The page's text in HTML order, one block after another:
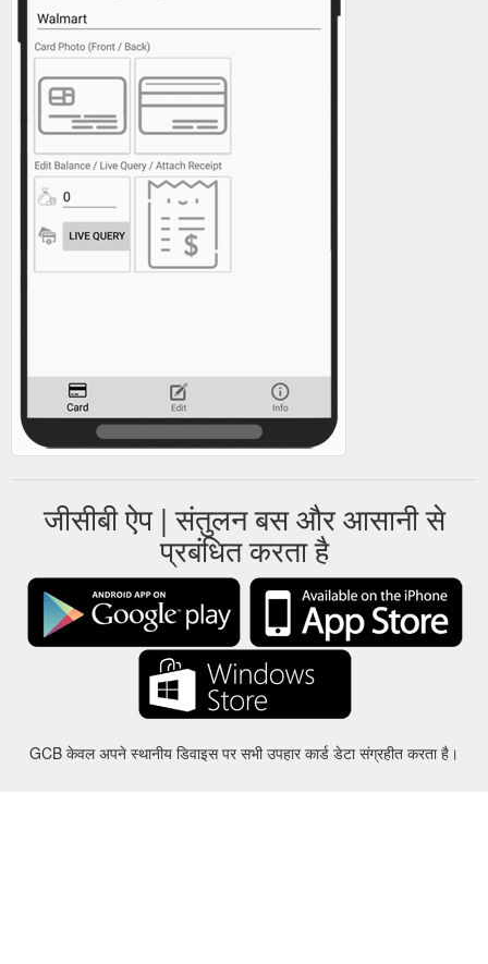
जीसीबी ऐप | संतुलन बस और आसानी से
प्रबंधित करता है
GCB केवल अपने स्थानीय डिवाइस पर सभी उपहार कार्ड डेटा संग्रहीत करता है।